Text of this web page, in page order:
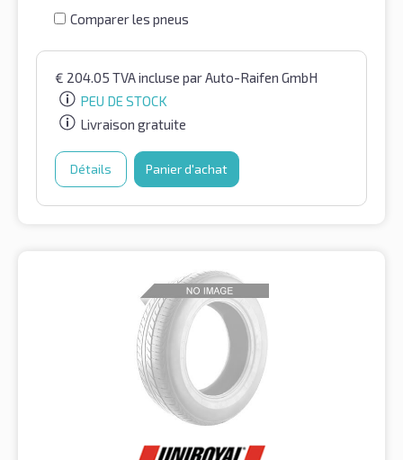
Comparer les pneus
€ 204.05 TVA incluse par Auto-Raifen GmbH
PEU DE STOCK
Livraison gratuite
Détails Panier d'achat